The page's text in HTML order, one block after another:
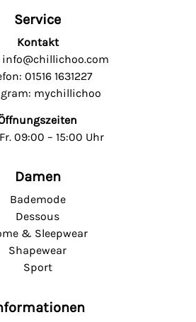
Service
Kontakt
info@chillichoo.com
01516 1631227
mychillichoo
09:00 – 15:00 Uhr
Damen
Bademode
Dessous
& Sleepwear
Shapewear
Sport